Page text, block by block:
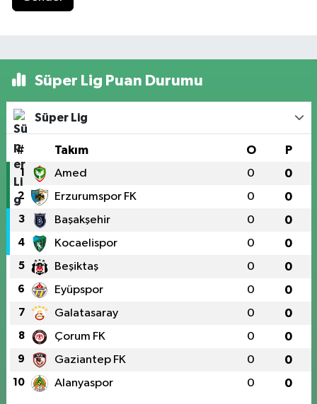
Süper Lig Puan Durumu
Süper Lig
# Takım O P
1 Amed 0 0
2 Erzurumspor FK 0 0
3 Başakşehir 0 0
4 Kocaelispor 0 0
5 Beşiktaş 0 0
6 Eyüpspor 0 0
7 Galatasaray 0 0
8 Çorum FK 0 0
9 Gaziantep FK 0 0
10 Alanyaspor 0 0